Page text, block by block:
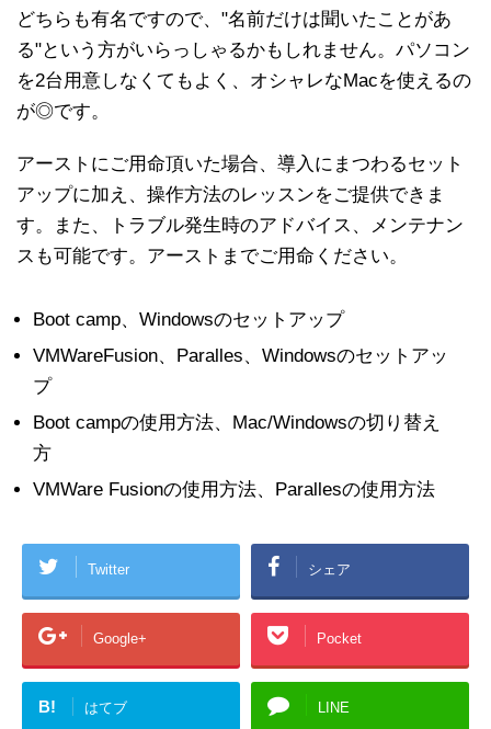
どちらも有名ですので、"名前だけは聞いたことがあ
る"という方がいらっしゃるかもしれません。パソコン
を2台用意しなくてもよく、オシャレなMacを使えるの
が◎です。
アーストにご用命頂いた場合、導入にまつわるセット
アップに加え、操作方法のレッスンをご提供できま
す。また、トラブル発生時のアドバイス、メンテナン
スも可能です。アーストまでご用命ください。
Boot camp、Windowsのセットアップ
VMWareFusion、Paralles、Windowsのセットアッ
プ
Boot campの使用方法、Mac/Windowsの切り替え
方
VMWare Fusionの使用方法、Parallesの使用方法
Twitter シェア
Google+ Pocket
B! はてブ LINE